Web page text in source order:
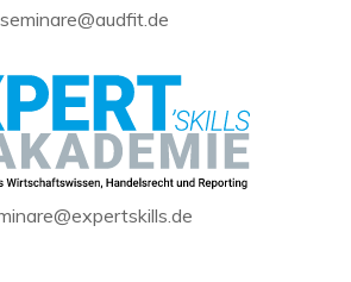
seminare@audfit.de